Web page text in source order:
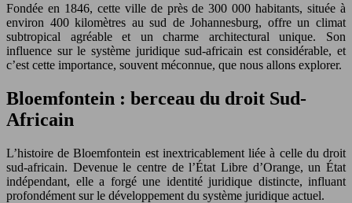
Fondée en 1846, cette ville de près de 300 000 habitants, située à
environ 400 kilomètres au sud de Johannesburg, offre un climat
subtropical agréable et un charme architectural unique. Son
influence sur le système juridique sud-africain est considérable, et
c’est cette importance, souvent méconnue, que nous allons explorer.
Bloemfontein : berceau du droit Sud-
Africain
L’histoire de Bloemfontein est inextricablement liée à celle du droit
sud-africain. Devenue le centre de l’État Libre d’Orange, un État
indépendant, elle a forgé une identité juridique distincte, influant
profondément sur le développement du système juridique actuel.